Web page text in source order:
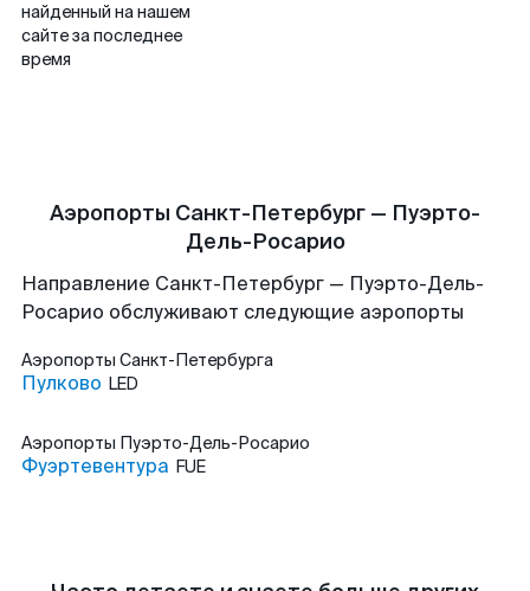
найденный на нашем
сайте за последнее
время
Аэропорты Санкт-Петербург — Пуэрто-
Дель-Росарио
Направление Санкт-Петербург — Пуэрто-Дель-
Росарио обслуживают следующие аэропорты
Аэропорты Санкт-Петербурга
Пулково LED
Аэропорты Пуэрто-Дель-Росарио
Фуэртевентура FUE